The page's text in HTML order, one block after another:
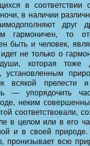
в соответствии
в наличии
друг
гармоничен, то
быть и человек,
не только о
которая тоже
установленным
всякой
— упорядочить
неким
соответствовали,
в целом или в его
и в своей
пронизывает всю